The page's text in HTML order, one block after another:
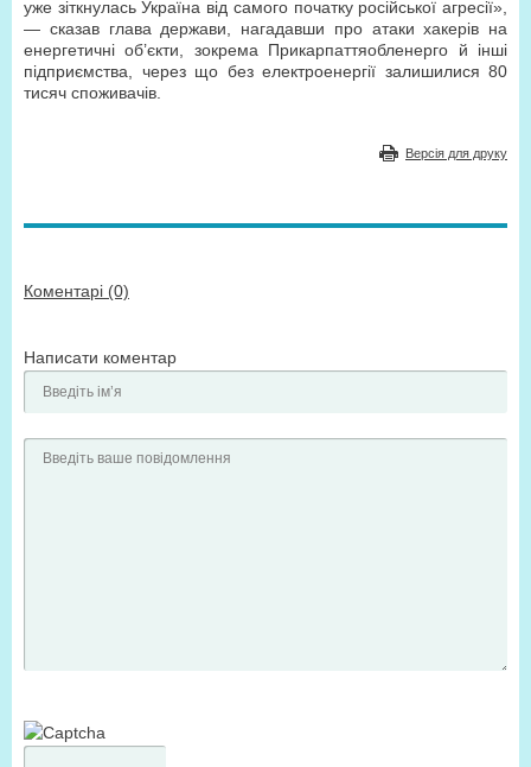
уже зіткнулась Україна від самого початку російської агресії»,
— сказав глава держави, нагадавши про атаки хакерів на
енергетичні об’єкти, зокрема Прикарпаттяобленерго й інші
підприємства, через що без електроенергії залишилися 80
тисяч споживачів.
Версія для друку
Коментарі (0)
Написати коментар